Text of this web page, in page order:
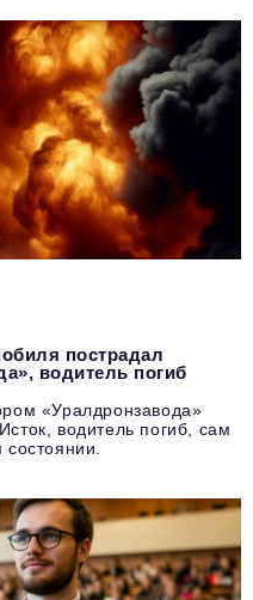
пострадал
водитель погиб
«Уралдронзавода»
водитель погиб, сам